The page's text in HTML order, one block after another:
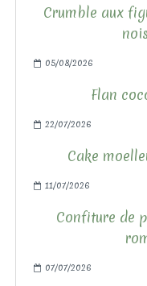
Crumble aux
05/08/2026
Flan
22/07/2026
Cake
11/07/2026
Confiture de
07/07/2026